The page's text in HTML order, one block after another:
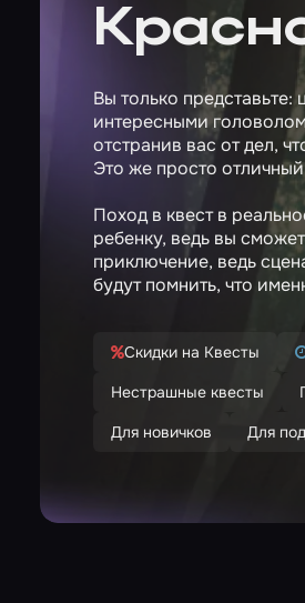
Вы только
интересными
отстранив вас от дел,
Это же просто
Поход в квест в
ребенку, ведь вы
приключение, ведь
будут помнить, что
Скидки на Квесты
Нестрашные квесты
Для новичков
Для